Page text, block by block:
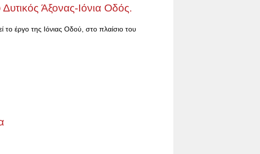
Άξονας-Ιόνια Οδός.
έργο της Ιόνιας Οδού, στο πλαίσιο του